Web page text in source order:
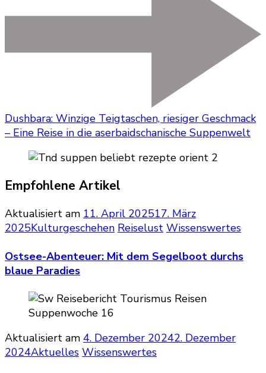
Dushbara: Winzige Teigtaschen, riesiger Geschmack
– Eine Reise in die aserbaidschanische Suppenwelt
Empfohlene Artikel
Aktualisiert am 11. April 202517. März
2025Kulturgeschehen Reiselust Wissenswertes
Ostsee-Abenteuer: Mit dem Segelboot durchs
blaue Paradies
Aktualisiert am 4. Dezember 20242. Dezember
2024Aktuelles Wissenswertes